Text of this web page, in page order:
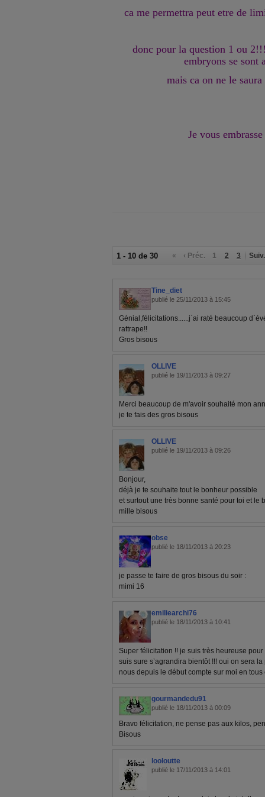
ca me permettra peut etre de
donc pour la question 1 ou
embryons se sont
mais ca on ne le
Je vous
1 - 10 de 30 « ‹ Préc. 1 2 3 Suiv.
Tine_diet
publié le 25/11/2013 à 15:45
Génial,félicitations......j`ai raté beaucoup
rattrape!!
Gros bisous
OLLIVE
publié le 19/11/2013 à 09:27
Merci beaucoup de m'avoir souhaité mon
je te fais des gros bisous
OLLIVE
publié le 19/11/2013 à 09:26
Bonjour,
déjà je te souhaite tout le bonheur possible
et surtout une très bonne santé pour toi et le
mille bisous
obse
publié le 18/11/2013 à 20:23
je passe te faire de gros bisous du soir :
mimi 16
emiliearchi76
publié le 18/11/2013 à 10:41
Super félicitation !! je suis très heureuse
suis sure s’agrandira bientôt !!! oui on sera
nous depuis le début compte sur moi en tous
gourmandedu91
publié le 18/11/2013 à 00:09
Bravo félicitation, ne pense pas aux kilos,
Bisous
looloutte
publié le 17/11/2013 à 14:01